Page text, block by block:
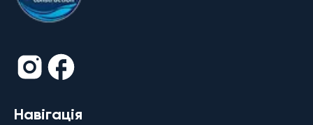
Навігація